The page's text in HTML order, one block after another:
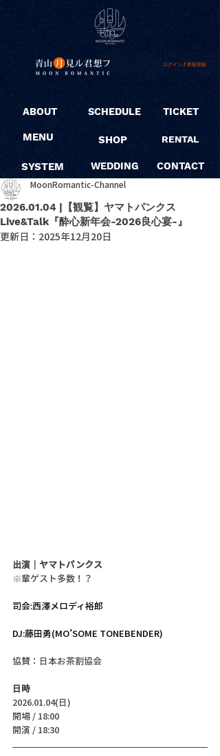
ログイン / 新規登録
ABOUT
MENU
SYSTEM
SCHEDULE
SHOP
WEDDING
TICKET
RENTAL
CONTACT
2026.01.04 |【観覧】ヤマトパンクス
Live&Talk『酔心新年会-2026良心宴-』
MoonRomantic-Channel
更新日： 2025年12月20日
出演｜ヤマトパンクス
※輩ゲスト多数！？
司会:西澤メロディ裕郎
DJ:藤田勇(MO’SOME TONEBENDER)
協賛：日本お茶割協会
日時
2026.01.04(日)
開場 / 18:00
開演 / 18:30